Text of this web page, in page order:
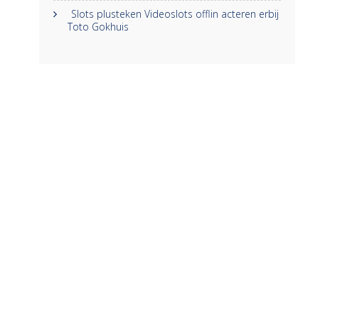
Slots plusteken Videoslots offlin acteren erbij
Toto Gokhuis